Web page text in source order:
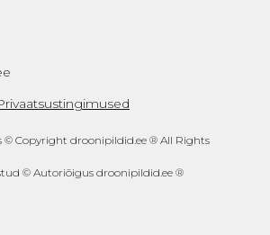
© Copyright droonipildid.ee ® All Rights
© Autoriõigus droonipildid.ee ®